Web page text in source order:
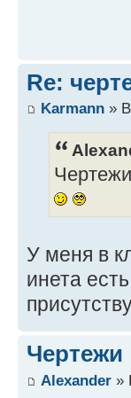
Re:
Karmann »
У меня в
инета
Чертежи
Alexander »